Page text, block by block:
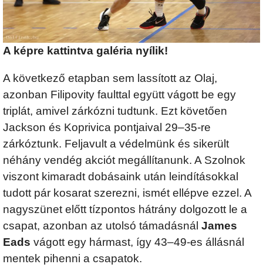
A képre kattintva galéria nyílik!
A következő etapban sem lassított az Olaj,
azonban Filipovity faulttal együtt vágott be egy
triplát, amivel zárkózni tudtunk. Ezt követően
Jackson és Koprivica pontjaival 29–35-re
zárkóztunk. Feljavult a védelmünk és sikerült
néhány vendég akciót megállítanunk. A Szolnok
viszont kimaradt dobásaink után leindításokkal
tudott pár kosarat szerezni, ismét ellépve ezzel. A
nagyszünet előtt tízpontos hátrány dolgozott le a
csapat, azonban az utolsó támadásnál James
Eads vágott egy hármast, így 43–49-es állásnál
mentek pihenni a csapatok.